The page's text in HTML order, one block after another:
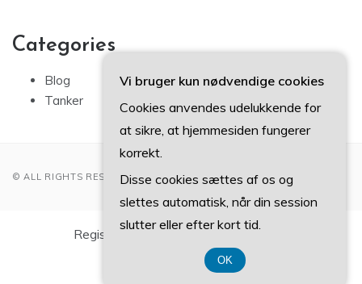
Categories
Blog
Tanker
© ALL RIGHTS RESERVED 2022
Registreringsnummer DK-3740 7739
Vi bruger kun nødvendige cookies
Cookies anvendes udelukkende for
at sikre, at hjemmesiden fungerer
korrekt.
Disse cookies sættes af os og
slettes automatisk, når din session
slutter eller efter kort tid.
OK